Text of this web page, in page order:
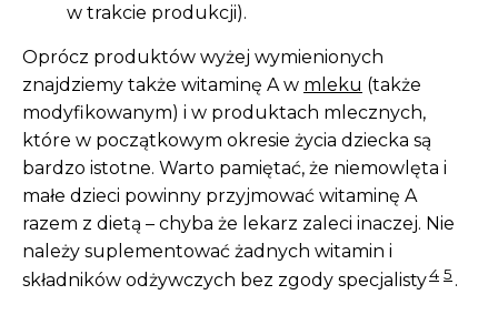
w trakcie produkcji).
Oprócz produktów wyżej wymienionych
znajdziemy także witaminę A w mleku (także
modyfikowanym) i w produktach mlecznych,
które w początkowym okresie życia dziecka są
bardzo istotne. Warto pamiętać, że niemowlęta i
małe dzieci powinny przyjmować witaminę A
razem z dietą – chyba że lekarz zaleci inaczej. Nie
należy suplementować żadnych witamin i
składników odżywczych bez zgody specjalisty4 5 .